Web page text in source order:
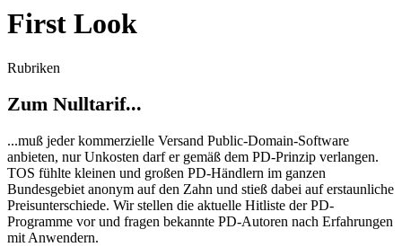
First Look
Rubriken
Zum Nulltarif...
...muß jeder kommerzielle Versand Public-Domain-Software
anbieten, nur Unkosten darf er gemäß dem PD-Prinzip verlangen.
TOS fühlte kleinen und großen PD-Händlern im ganzen
Bundesgebiet anonym auf den Zahn und stieß dabei auf erstaunliche
Preisunterschiede. Wir stellen die aktuelle Hitliste der PD-
Programme vor und fragen bekannte PD-Autoren nach Erfahrungen
mit Anwendern.